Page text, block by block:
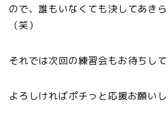
ので、誰もいなくても決してあき
（笑）
それでは次回の練習会もお待ちして
よろしければポチっと応援お願いし